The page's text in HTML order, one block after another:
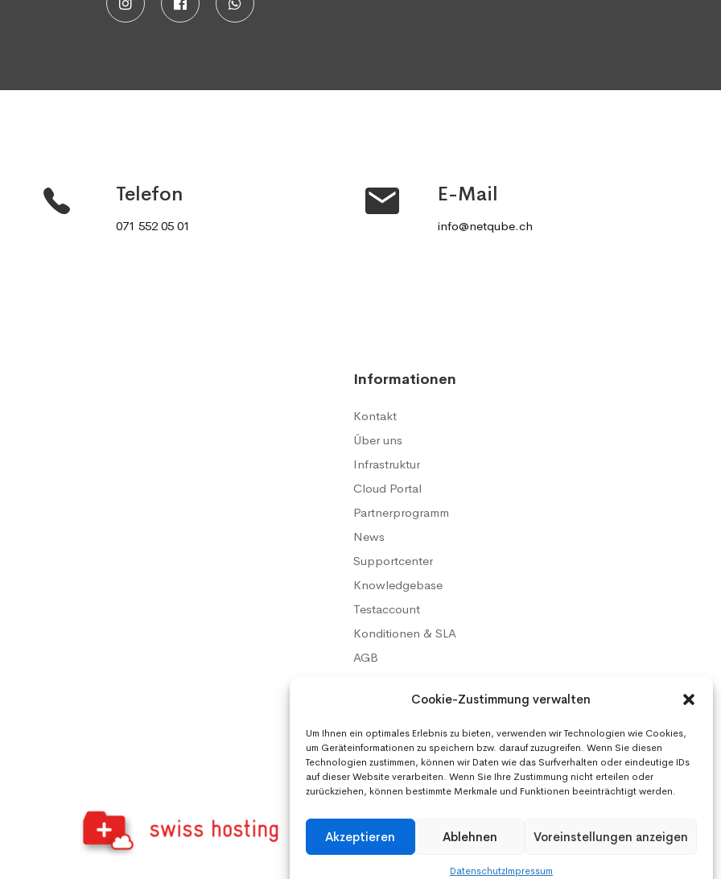
Cookie-Zustimmung verwalten
Um Ihnen ein optimales Erlebnis zu bieten, verwenden wir Technologien wie Cookies,
um Geräteinformationen zu speichern bzw. darauf zuzugreifen. Wenn Sie diesen
Technologien zustimmen, können wir Daten wie das Surfverhalten oder eindeutige IDs
auf dieser Website verarbeiten. Wenn Sie Ihre Zustimmung nicht erteilen oder
zurückziehen, können bestimmte Merkmale und Funktionen beeinträchtigt werden.
Akzeptieren Ablehnen Voreinstellungen anzeigen
DatenschutzImpressum
Telefon
071 552 05 01
E-Mail
info@netqube.ch
Informationen
Kontakt
Über uns
Infrastruktur
Cloud Portal
Partnerprogramm
News
Supportcenter
Knowledgebase
Testaccount
Konditionen & SLA
AGB
Impressum
Wir akzeptieren: